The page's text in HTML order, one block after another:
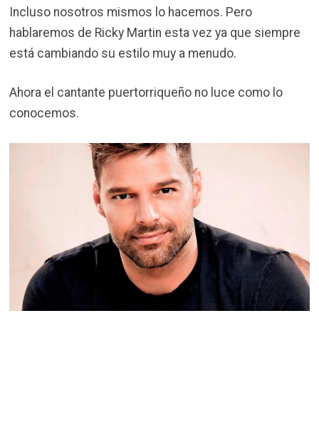
Incluso nosotros mismos lo hacemos. Pero
hablaremos de Ricky Martin esta vez ya que siempre
está cambiando su estilo muy a menudo.
Ahora el cantante puertorriqueño no luce como lo
conocemos.